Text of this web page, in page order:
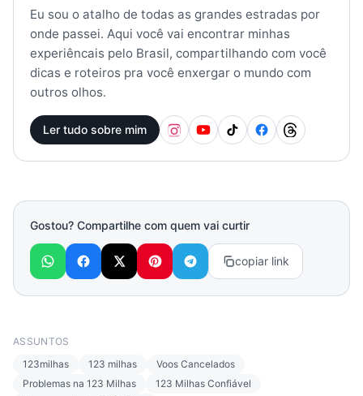
Eu sou o atalho de todas as grandes estradas por
onde passei. Aqui você vai encontrar minhas
experiêncais pelo Brasil, compartilhando com você
dicas e roteiros pra você enxergar o mundo com
outros olhos.
Ler tudo sobre mim
Gostou? Compartilhe com quem vai curtir
copiar link
ASSUNTOS
123milhas
123 milhas
Voos Cancelados
Problemas na 123 Milhas
123 Milhas Confiável